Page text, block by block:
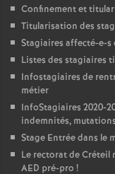
Confinement et
Titularisation des
Stagiaires affecté-e-s
Listes des stagiaires
Infostagiaires de
métier
InfoStagiaires 2020-
indemnités, mutations
Stage Entrée dans le
Le rectorat de Créteil
AED pré-pro !